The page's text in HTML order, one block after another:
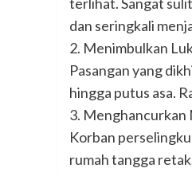
terlihat. Sangat
dan seringkali
2. Menimbulkan
Pasangan yang
hingga putus asa.
3. Menghancurkan
Korban
rumah tangga